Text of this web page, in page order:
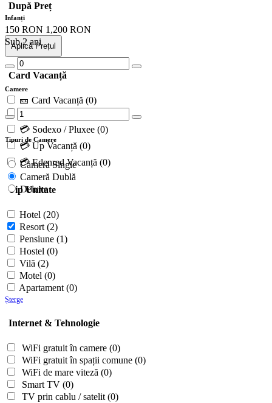
Infanți
Sub 2 ani
Camere
Tipuri de Camere
Cameră Single
Cameră Dublă
Deluxe
După Preț
150 RON 1,200 RON
Aplică Prețul
Card Vacanță
🎫 Card Vacanță (0)
🎟 Tichete de Vacanță
💳 Sodexo / Pluxee (0)
💳 Up Vacanță (0)
💳 Edenred Vacanță (0)
Tip Unitate
Hotel (20)
Resort(2)
Pensiune (1)
Hostel (0)
Vilă (2)
Motel (0)
Apartament(0)
Șterge
Internet & Tehnologie
WiFi gratuit în camere (0)
WiFi gratuit în spații comune (0)
WiFi de mare viteză (0)
Smart TV (0)
TV prin cablu / satelit (0)